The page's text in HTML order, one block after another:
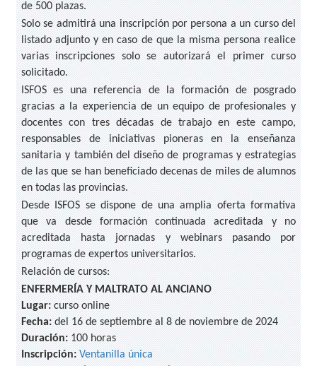
de 500 plazas.
Solo se admitirá una inscripción por persona a un curso del
listado adjunto y en caso de que la misma persona realice
varias inscripciones solo se autorizará el primer curso
solicitado.
ISFOS es una referencia de la formación de posgrado
gracias a la experiencia de un equipo de profesionales y
docentes con tres décadas de trabajo en este campo,
responsables de iniciativas pioneras en la enseñanza
sanitaria y también del diseño de programas y estrategias
de las que se han beneficiado decenas de miles de alumnos
en todas las provincias.
Desde ISFOS se dispone de una amplia oferta formativa
que va desde formación continuada acreditada y no
acreditada hasta jornadas y webinars pasando por
programas de expertos universitarios.
Relación de cursos:
ENFERMERÍA Y MALTRATO AL ANCIANO
Lugar: curso online
Fecha: del 16 de septiembre al 8 de noviembre de 2024
Duración: 100 horas
Inscripción: Ventanilla única